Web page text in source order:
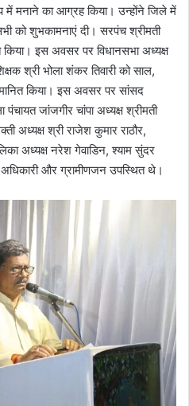
मनाने का आग्रह किया। उन्होंने जिले में
को शुभकामनाएं दी। सरपंच श्रीमती
किया। इस अवसर पर विधानसभा अध्यक्ष
श्री भोला शंकर तिवारी को साल,
किया। इस अवसर पर सांसद
जांजगीर चांपा अध्यक्ष श्रीमती
अध्यक्ष श्री राजेश कुमार राठौर,
अध्यक्ष नरेश गेवाडिन, श्याम सुंदर
अधिकारी और ग्रामीणजन उपस्थित थे।